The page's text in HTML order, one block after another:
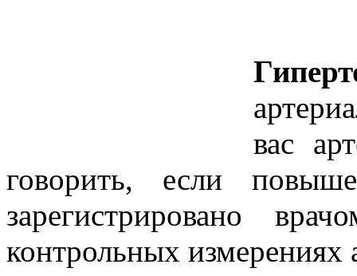
вас
говорить, если
зарегистрировано
контрольных измерениях